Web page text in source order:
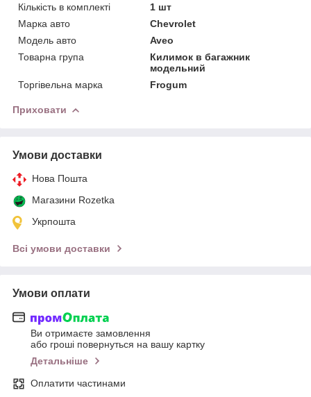
Кількість в комплекті
1 шт
Марка авто
Chevrolet
Модель авто
Aveo
Товарна група
Килимок в багажник
модельний
Торгівельна марка
Frogum
Приховати
Умови доставки
Нова Пошта
Магазини Rozetka
Укрпошта
Всі умови доставки
Умови оплати
Ви отримаєте замовлення
або гроші повернуться на вашу картку
Детальніше
Оплатити частинами